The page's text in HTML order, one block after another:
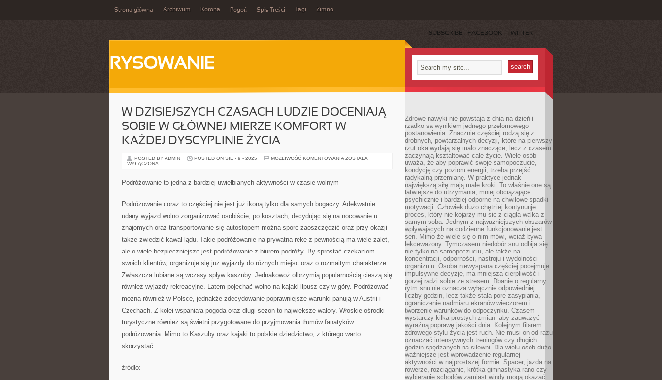
Strona główna Archiwum Korona Pogoń Spis Treści Tagi Zimno
SUBSCRIBE FACEBOOK TWITTER
RYSOWANIE
W DZISIEJSZYCH CZASACH LUDZIE DOCENIAJĄ
SOBIE W GŁÓWNEJ MIERZE KOMFORT W
KAŻDEJ DYSCYPLINIE ŻYCIA
POSTED BY ADMIN POSTED ON SIE - 9 - 2025 MOŻLIWOŚĆ KOMENTOWANIA W
MIERZE
KOMFORT
KAŻDEJ
ŻYCIA
ZOSTAŁA
WYŁĄCZONA
Podróżowanie to jedna z bardziej uwielbianych aktywności w czasie wolnym
Podróżowanie coraz to częściej nie jest już ikoną tylko dla samych bogaczy. Adekwatnie
udany wyjazd wolno zorganizować osobiście, po kosztach, decydując się na nocowanie u
znajomych oraz transportowanie się autostopem można sporo zaoszczędzić oraz przy okazji
także zwiedzić kawał lądu. Takie podróżowanie na prywatną rękę z pewnością ma wiele zalet,
ale o wiele bezpieczniejsze jest podróżowanie z biurem podróży. By sprostać czekaniom
swoich klientów, organizuje się już wyjazdy do różnych miejsc oraz o rozmaitym charakterze.
Zwłaszcza lubiane są wczasy spływ kaszuby. Jednakowoż olbrzymią popularnością cieszą się
również wyjazdy rekreacyjne. Latem pojechać wolno na kajaki lipusz czy w góry. Podróżować
można również w Polsce, jednakże zdecydowanie poprawniejsze warunki panują w Austrii i
Czechach. Z kolei wspaniała pogoda oraz długi sezon to największe walory. Włoskie ośrodki
turystyczne również są świetni przygotowane do przyjmowania tłumów fanatyków
podróżowania. Mimo to Kaszuby oraz kajaki to polskie dziedzictwo, z którego warto
skorzystać.
źródło:
Zdrowe nawyki nie powstają z dnia na dzień i
rzadko są wynikiem jednego przełomowego
postanowienia. Znacznie częściej rodzą się z
drobnych, powtarzalnych decyzji, które na pierwszy
rzut oka wydają się mało znaczące, lecz z czasem
zaczynają kształtować całe życie. Wiele osób
uważa, że aby poprawić swoje samopoczucie,
kondycję czy poziom energii, trzeba przejść
radykalną przemianę. W praktyce jednak
największą siłę mają małe kroki. To właśnie one są
łatwiejsze do utrzymania, mniej obciążające
psychicznie i bardziej odporne na chwilowe spadki
motywacji. Człowiek dużo chętniej kontynuuje
proces, który nie kojarzy mu się z ciągłą walką z
samym sobą. Jednym z najważniejszych obszarów
wpływających na codzienne funkcjonowanie jest
sen. Mimo że wiele się o nim mówi, wciąż bywa
lekceważony. Tymczasem niedobór snu odbija się
nie tylko na samopoczuciu, ale także na
koncentracji, odporności, nastroju i wydolności
organizmu. Osoba niewyspana częściej podejmuje
impulsywne decyzje, ma mniejszą cierpliwość i
gorzej radzi sobie ze stresem. Dbanie o regularny
rytm snu nie oznacza wyłącznie odpowiedniej
liczby godzin, lecz także stałą porę zasypiania,
ograniczenie nadmiaru ekranów wieczorem i
tworzenie warunków do odpoczynku. Czasem
wystarczy kilka prostych zmian, aby zauważyć
wyraźną poprawę jakości dnia. Kolejnym filarem
zdrowego stylu życia jest ruch. Nie musi on od razu
oznaczać intensywnych treningów czy długich
godzin spędzanych na siłowni. Dla wielu osób dużo
ważniejsze jest wprowadzenie regularnej
aktywności w najprostszej formie. Spacer, jazda na
rowerze, rozciąganie, krótka gimnastyka rano czy
wybieranie schodów zamiast windy mogą okazać